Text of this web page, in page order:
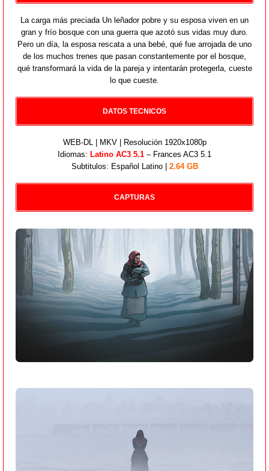
La carga más preciada Un leñador pobre y su esposa viven en un
gran y frío bosque con una guerra que azotó sus vidas muy duro.
Pero un día, la esposa rescata a una bebé, qué fue arrojada de uno
de los muchos trenes que pasan constantemente por el bosque,
qué transformará la vida de la pareja y intentarán protegerla, cueste
lo que cueste.
DATOS TECNICOS
WEB-DL | MKV | Resolución 1920x1080p
Idiomas: Latino AC3 5.1 – Frances AC3 5.1
Subtitulos: Español Latino | 2.64 GB
CAPTURAS